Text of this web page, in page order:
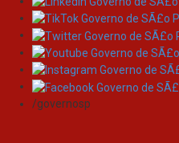
Skip
navigation
/governosp
Search
Search: